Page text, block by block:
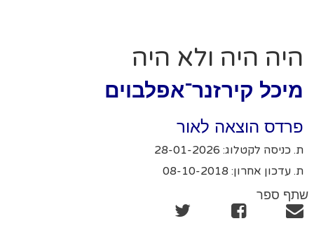
היה היה ולא היה
מיכל קירזנר־אפלבוים
פרדס הוצאה לאור
ת. כניסה לקטלוג: 28-01-2026
ת. עדכון אחרון: 08-10-2018
שתף ספר